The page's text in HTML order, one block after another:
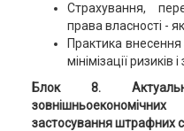
Страхування,
права власності -
Практика внесення
мінімізації ризиків і
Блок 8.
застосування штрафних